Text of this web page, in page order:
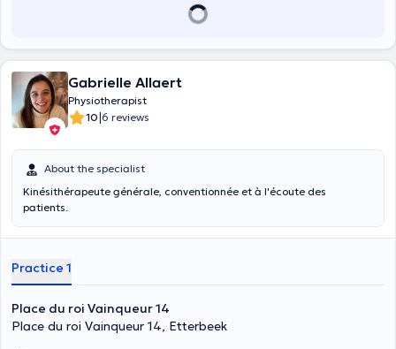
Gabrielle Allaert
Physiotherapist
10|6 reviews
About the specialist
Kinésithérapeute générale, conventionnée et à l'écoute des
patients.
Practice 1
Place du roi Vainqueur 14
Place du roi Vainqueur 14, Etterbeek